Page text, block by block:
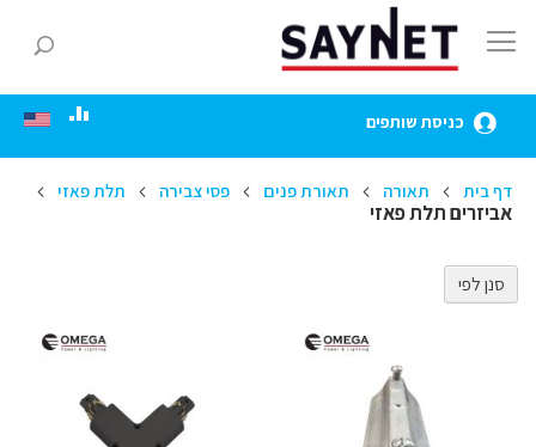
to
Content
כניסת שותפים
דף בית תאורה תאורת פנים פסי צבירה תלת פאזי
אביזרים תלת פאזי
סנן לפי